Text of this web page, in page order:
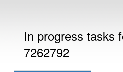
In progress tasks
7262792